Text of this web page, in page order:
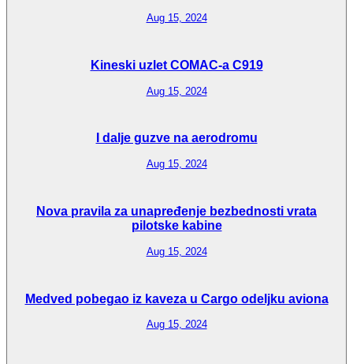
Aug 15, 2024
Kineski uzlet COMAC-a C919
Aug 15, 2024
I dalje guzve na aerodromu
Aug 15, 2024
Nova pravila za unapređenje bezbednosti vrata
pilotske kabine
Aug 15, 2024
Medved pobegao iz kaveza u Cargo odeljku aviona
Aug 15, 2024